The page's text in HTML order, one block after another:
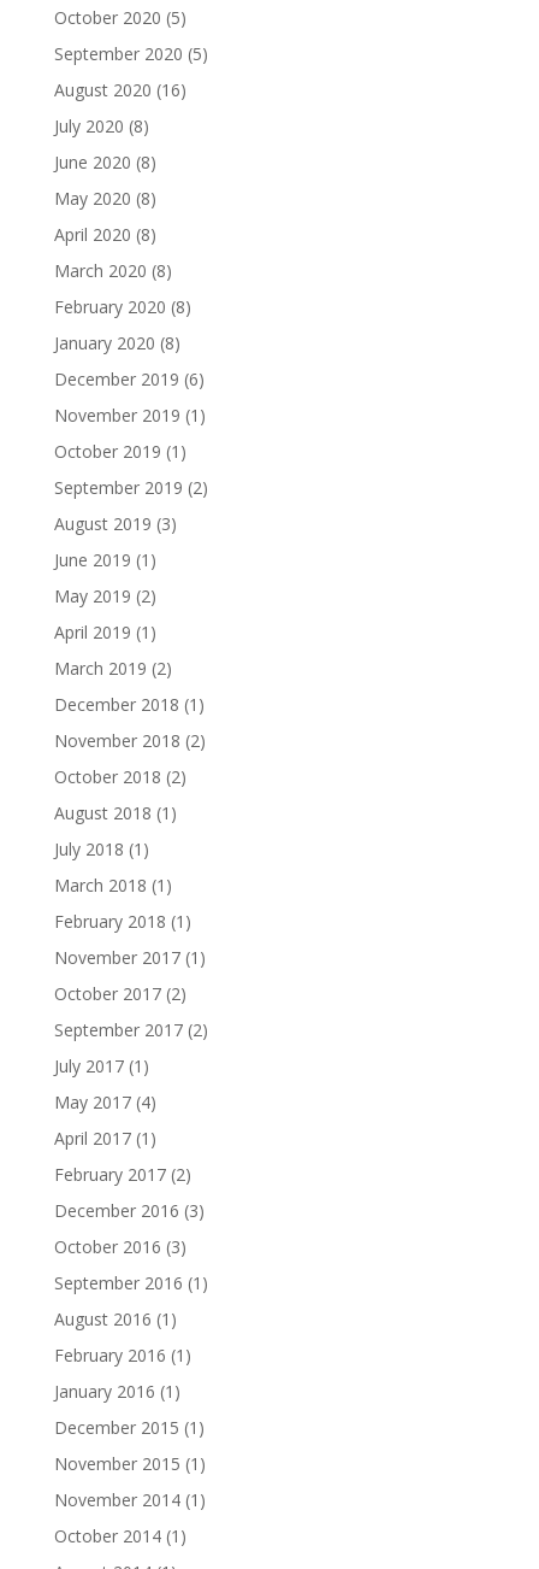
October 2020 (5)
September 2020 (5)
August 2020 (16)
July 2020 (8)
June 2020 (8)
May 2020 (8)
April 2020 (8)
March 2020 (8)
February 2020 (8)
January 2020 (8)
December 2019 (6)
November 2019 (1)
October 2019 (1)
September 2019 (2)
August 2019 (3)
June 2019 (1)
May 2019 (2)
April 2019 (1)
March 2019 (2)
December 2018 (1)
November 2018 (2)
October 2018 (2)
August 2018 (1)
July 2018 (1)
March 2018 (1)
February 2018 (1)
November 2017(1)
October 2017(2)
September 2017(2)
July 2017(1)
May 2017(4)
April 2017(1)
February 2017(2)
December 2016 (3)
October 2016 (3)
September 2016 (1)
August 2016 (1)
February 2016 (1)
January 2016 (1)
December 2015 (1)
November 2015 (1)
November 2014(1)
October 2014(1)